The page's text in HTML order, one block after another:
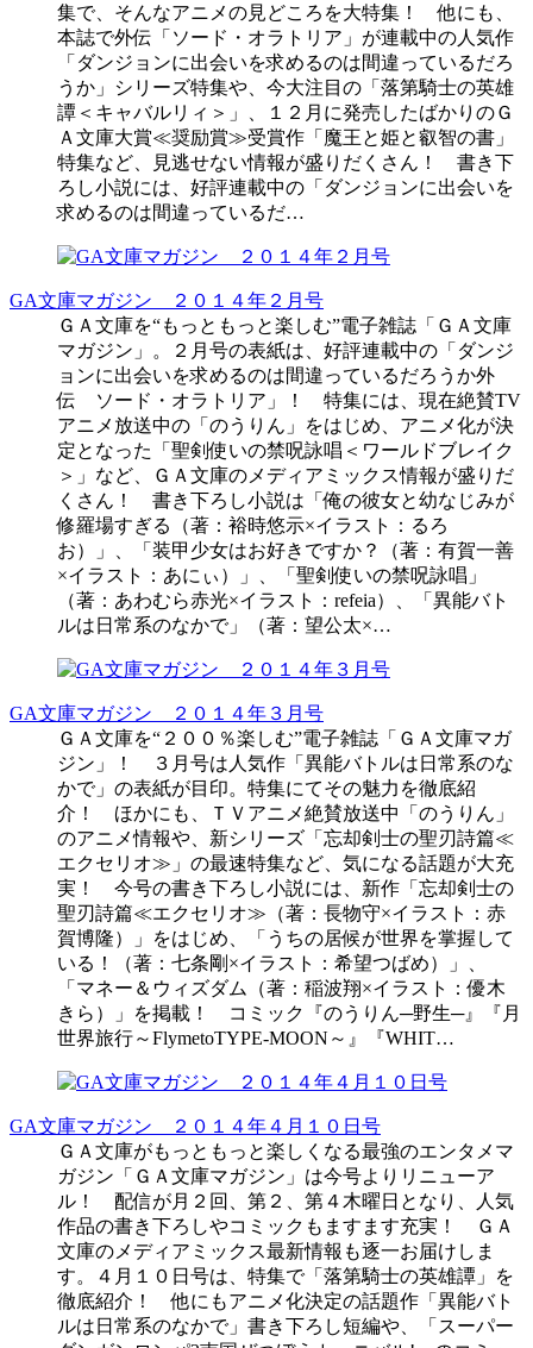
集で、そんなアニメの見どころを大特集！ 他にも、
本誌で外伝「ソード・オラトリア」が連載中の人気作
「ダンジョンに出会いを求めるのは間違っているだろ
うか」シリーズ特集や、今大注目の「落第騎士の英雄
譚＜キャバルリィ＞」、１２月に発売したばかりのＧ
Ａ文庫大賞≪奨励賞≫受賞作「魔王と姫と叡智の書」
特集など、見逃せない情報が盛りだくさん！ 書き下
ろし小説には、好評連載中の「ダンジョンに出会いを
求めるのは間違っているだ…
GA文庫マガジン ２０１４年２月号
ＧＡ文庫を“もっともっと楽しむ”電子雑誌「ＧＡ文庫
マガジン」。２月号の表紙は、好評連載中の「ダンジ
ョンに出会いを求めるのは間違っているだろうか外
伝 ソード・オラトリア」！ 特集には、現在絶賛TV
アニメ放送中の「のうりん」をはじめ、アニメ化が決
定となった「聖剣使いの禁呪詠唱＜ワールドブレイク
＞」など、ＧＡ文庫のメディアミックス情報が盛りだ
くさん！ 書き下ろし小説は「俺の彼女と幼なじみが
修羅場すぎる（著：裕時悠示×イラスト：るろ
お）」、「装甲少女はお好きですか？（著：有賀一善
×イラスト：あにぃ）」、「聖剣使いの禁呪詠唱」
（著：あわむら赤光×イラスト：refeia）、「異能バト
ルは日常系のなかで」（著：望公太×…
GA文庫マガジン ２０１４年３月号
ＧＡ文庫を“２００％楽しむ”電子雑誌「ＧＡ文庫マガ
ジン」！ ３月号は人気作「異能バトルは日常系のな
かで」の表紙が目印。特集にてその魅力を徹底紹
介！ ほかにも、ＴＶアニメ絶賛放送中「のうりん」
のアニメ情報や、新シリーズ「忘却剣士の聖刃詩篇≪
エクセリオ≫」の最速特集など、気になる話題が大充
実！ 今号の書き下ろし小説には、新作「忘却剣士の
聖刃詩篇≪エクセリオ≫（著：長物守×イラスト：赤
賀博隆）」をはじめ、「うちの居候が世界を掌握して
いる！（著：七条剛×イラスト：希望つばめ）」、
「マネー＆ウィズダム（著：稲波翔×イラスト：優木
きら）」を掲載！ コミック『のうりん─野生─』『月
世界旅行～FlymetoTYPE-MOON～』『WHIT…
GA文庫マガジン ２０１４年４月１０日号
ＧＡ文庫がもっともっと楽しくなる最強のエンタメマ
ガジン「ＧＡ文庫マガジン」は今号よりリニューア
ル！ 配信が月２回、第２、第４木曜日となり、人気
作品の書き下ろしやコミックもますます充実！ ＧＡ
文庫のメディアミックス最新情報も逐一お届けしま
す。４月１０日号は、特集で「落第騎士の英雄譚」を
徹底紹介！ 他にもアニメ化決定の話題作「異能バト
ルは日常系のなかで」書き下ろし短編や、「スーパー